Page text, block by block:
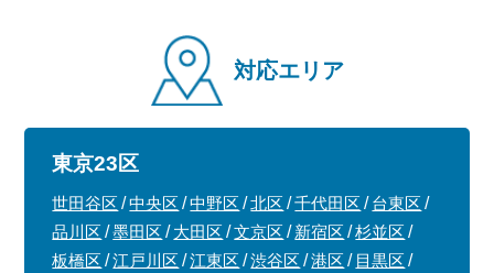
対応エリア
東京23区
世田谷区 中央区 中野区 北区 千代田区
台東区
品川区
墨田区 大田区 文京区 新宿区
杉並区
板橋区
江戸川区 江東区 渋谷区 港区
目黒区